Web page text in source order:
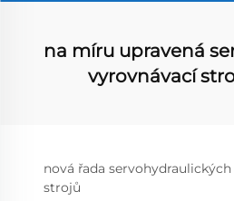
na míru upravená
vyrovnávací
nová řada
strojů